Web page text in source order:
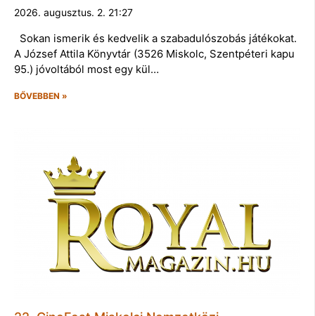
2026. augusztus. 2. 21:27
Sokan ismerik és kedvelik a szabadulószobás játékokat.
A József Attila Könyvtár (3526 Miskolc, Szentpéteri kapu
95.) jóvoltából most egy kül…
BŐVEBBEN »